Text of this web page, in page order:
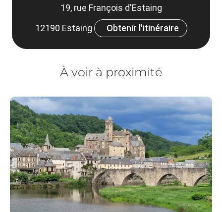
19, rue François d'Estaing
12190 Estaing
Obtenir l'itinéraire
À voir à proximité